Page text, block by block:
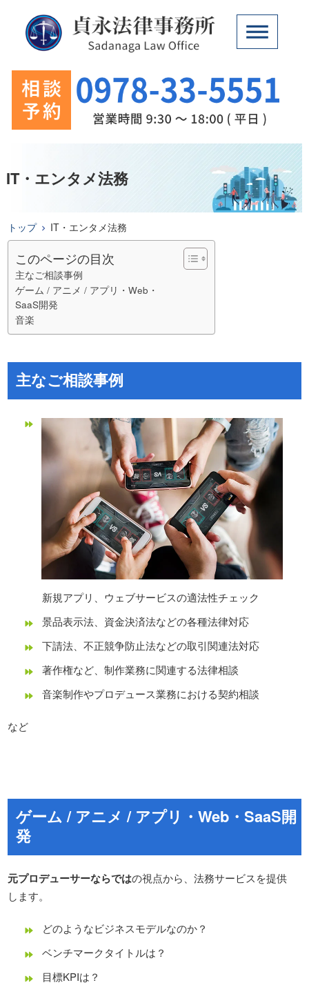
IT・エンタメ法務
トップ IT・エンタメ法務
このページの目次
主なご相談事例
​ゲーム / アニメ / アプリ・Web・
SaaS開発
​音楽
主なご相談事例
​
新規アプリ、ウェブサービスの適法性チェック
​景品表示法、資金決済法などの各種法律対応
​下請法、不正競争防止法などの取引関連法対応
著作権など、制作業務に関連する法律相談
​音楽制作やプロデュース業務における契約相談
​​など
​ゲーム / アニメ / アプリ・Web・SaaS開
発
元プロデューサーならではの視点から、法務サービスを提供
します。
どのようなビジネスモデルなのか？
ベンチマークタイトルは？
目標KPIは？​